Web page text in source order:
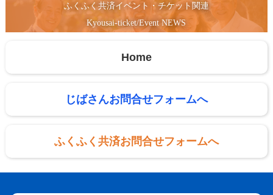
ふくふく共済イベント・チケット関連
Kyousai-ticket/Event NEWS
Home
じばさんお問合せフォームへ
ふくふく共済お問合せフォームへ